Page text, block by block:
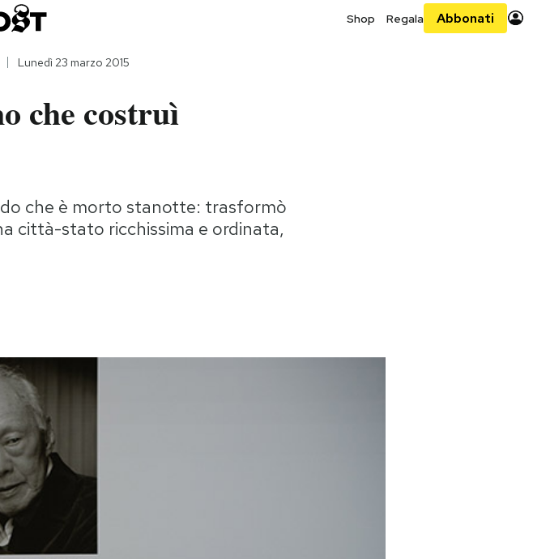
Shop Regala Abbonati
Lunedì 23 marzo 2015
che costruì
che è morto stanotte: trasformò
città-stato ricchissima e ordinata,